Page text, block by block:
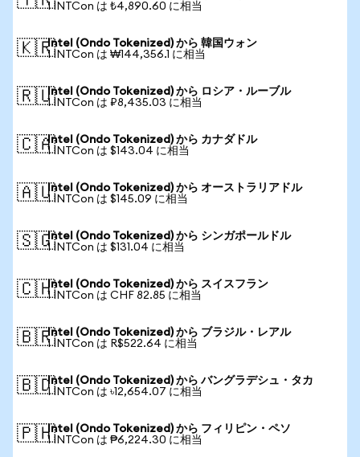
1 INTCon は ₺4,890.60 に相当
🇰🇷Intel (Ondo Tokenized) から 韓国ウォン
1 INTCon は ₩144,356.1 に相当
🇷🇺Intel (Ondo Tokenized) から ロシア・ルーブル
1 INTCon は ₽8,435.03 に相当
🇨🇦Intel (Ondo Tokenized) から カナダドル
1 INTCon は $143.04 に相当
🇦🇺Intel (Ondo Tokenized) から オーストラリアドル
1 INTCon は $145.09 に相当
🇸🇬Intel (Ondo Tokenized) から シンガポールドル
1 INTCon は $131.04 に相当
🇨🇭Intel (Ondo Tokenized) から スイスフラン
1 INTCon は CHF 82.85 に相当
🇧🇷Intel (Ondo Tokenized) から ブラジル・レアル
1 INTCon は R$522.64 に相当
🇧🇩Intel (Ondo Tokenized) から バングラデシュ・タカ
1 INTCon は ৳12,654.07 に相当
🇵🇭Intel (Ondo Tokenized) から フィリピン・ペソ
1 INTCon は ₱6,224.30 に相当